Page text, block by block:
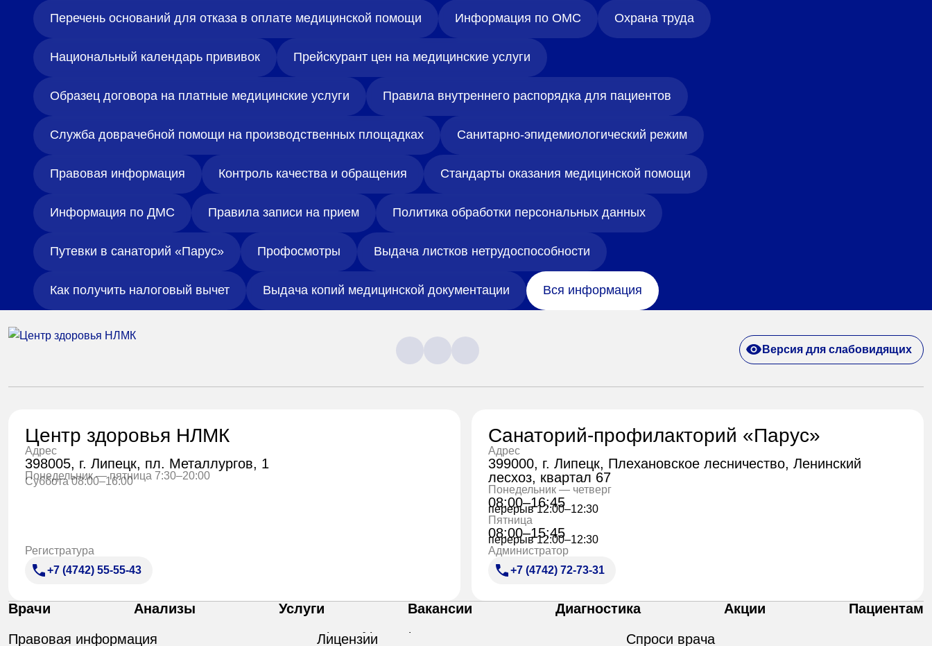
Перечень оснований для отказа в оплате медицинской помощи Информация по ОМС Охрана труда
Национальный календарь прививок Прейскурант цен на медицинские услуги
Образец договора на платные медицинские услуги Правила внутреннего распорядка для пациентов
Служба доврачебной помощи на производственных площадках Санитарно-эпидемиологический режим
Правовая информация Контроль качества и обращения Стандарты оказания медицинской помощи
Информация по ДМС Правила записи на прием Политика обработки персональных данных
Путевки в санаторий «Парус» Профосмотры Выдача листков нетрудоспособности
Как получить налоговый вычет Выдача копий медицинской документации Вся информация
Версия для слабовидящих
Центр здоровья НЛМК
Адрес
398005, г. Липецк, пл. Металлургов, 1
Понедельник — пятница 7:30–20:00
Суббота 08:00–16:00
Регистратура
+7 (4742) 55-55-43
Санаторий-профилакторий «Парус»
Адрес
399000, г. Липецк, Плехановское лесничество, Ленинский
лесхоз, квартал 67
Понедельник — четверг
08:00–16:45
перерыв 12:00–12:30
Пятница
08:00–15:45
перерыв 12:00–12:30
Администратор
+7 (4742) 72-73-31
Врачи Анализы Услуги Вакансии Диагностика Акции
Пациентам
Правовая информация
Лицензии Спроси врача